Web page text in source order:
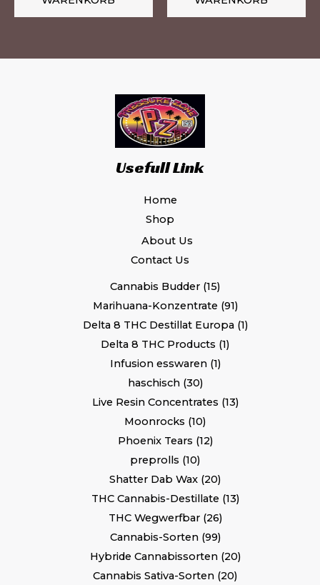
Usefull Link
Home
Shop
About Us
Contact Us
Cannabis Budder 15
Marihuana-Konzentrate 91
Delta 8 THC Destillat Europa 1
Delta 8 THC Products 1
Infusion esswaren 1
haschisch 30
Live Resin Concentrates 13
Moonrocks 10
Phoenix Tears 12
preprolls 10
Shatter Dab Wax 20
THC Cannabis-Destillate 13
THC Wegwerfbar 26
Cannabis-Sorten 99
Hybride Cannabissorten 20
Cannabis Sativa-Sorten 20